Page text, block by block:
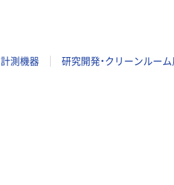
計測機器 研究開発・クリーンルー